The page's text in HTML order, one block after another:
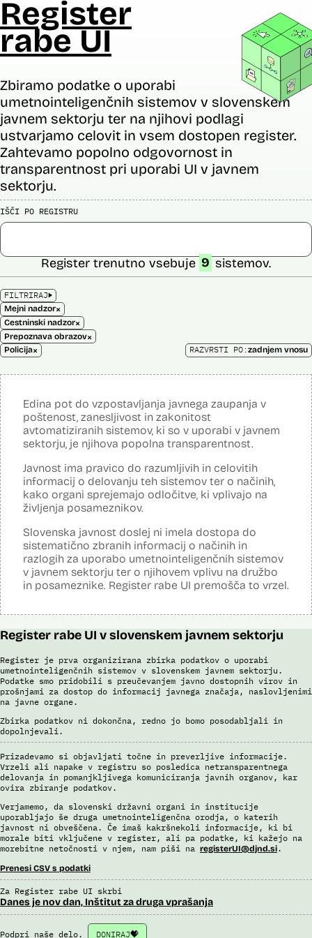
Register
rabe UI
Zbiramo podatke o uporabi
umetnointeligenčnih sistemov v slovenskem
javnem sektorju ter na njihovi podlagi
ustvarjamo celovit in vsem dostopen register.
Zahtevamo popolno odgovornost in
transparentnost pri uporabi UI v javnem
sektorju.
IŠČI PO REGISTRU
FILTRIRAJ
Mejni nadzor×
Cestninski nadzor×
Prepoznava obrazov×
Policija×
Register trenutno vsebuje 9 sistemov.
RAZVRSTI PO:zadnjem vnosu
Edina pot do vzpostavljanja javnega zaupanja v
poštenost, zanesljivost in zakonitost
avtomatiziranih sistemov, ki so v uporabi v javnem
sektorju, je njihova popolna transparentnost.
Javnost ima pravico do razumljivih in celovitih
informacij o delovanju teh sistemov ter o načinih,
kako organi sprejemajo odločitve, ki vplivajo na
življenja posameznikov.
Slovenska javnost doslej ni imela dostopa do
sistematično zbranih informacij o načinih in
razlogih za uporabo umetnointeligenčnih sistemov
v javnem sektorju ter o njihovem vplivu na družbo
in posameznike. Register rabe UI premošča to vrzel.
Register rabe UI v slovenskem javnem sektorju
Register je prva organizirana zbirka podatkov o uporabi
umetnointeligenčnih sistemov v slovenskem javnem sektorju.
Podatke smo pridobili s preučevanjem javno dostopnih virov in
prošnjami za dostop do informacij javnega značaja, naslovljenimi
na javne organe.
Zbirka podatkov ni dokončna, redno jo bomo posodabljali in
dopolnjevali.
Prizadevamo si objavljati točne in preverljive informacije.
Vrzeli ali napake v registru so posledica netransparentnega
delovanja in pomanjkljivega komuniciranja javnih organov, kar
ovira zbiranje podatkov.
Verjamemo, da slovenski državni organi in institucije
uporabljajo še druga umetnointeligenčna orodja, o katerih
javnost ni obveščena. Če imaš kakršnekoli informacije, ki bi
morale biti vključene v register, ali pa podatke, ki kažejo na
morebitne netočnosti v njem, nam piši na registerUI@djnd.si.
Prenesi CSV s podatki
Za Register rabe UI skrbi
Danes je nov dan, Inštitut za druga vprašanja
Podpri naše delo. DONIRAJ